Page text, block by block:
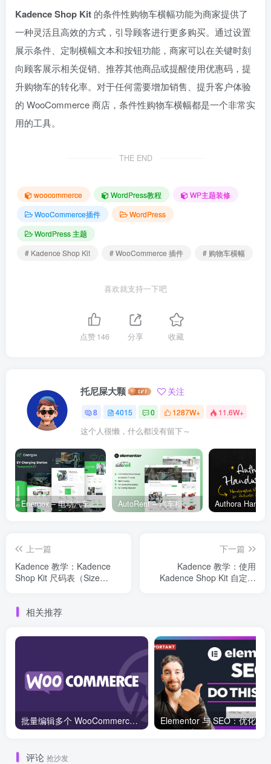
Kadence Shop Kit 的条件性购物车横幅功能为商家提供了
一种灵活且高效的方式，引导顾客进行更多购买。通过设置
展示条件、定制横幅文本和按钮功能，商家可以在关键时刻
向顾客展示相关促销、推荐其他商品或提醒使用优惠码，提
升购物车的转化率。对于任何需要增加销售、提升客户体验
的 WooCommerce 商店，条件性购物车横幅都是一个非常实
用的工具。
THE END
woocommerce WordPress教程
WP主题装修
WooCommerce插件
WordPress
WordPress 主题
# Kadence Shop Kit
# WooCommerce 插件 # 购物车横幅
喜欢就支持一下吧
点赞146 分享 收藏
托尼屎大颗 关注
8 4015 0 1287W+ 11.6W+
这个人很懒，什么都没有留下～
Energox – 电动汽车充电站 Elementor 模板套件 AutoRent – 汽车租赁服务 Elementor 模板套件
上一篇
Kadence 教学：Kadence
Shop Kit 尺码表（Size
下一篇
Kadence 教学：使用
Kadence Shop Kit 自定义
相关推荐
批量编辑多个 WooCommerce 产品变体价格的 2 个方法？
评论 抢沙发